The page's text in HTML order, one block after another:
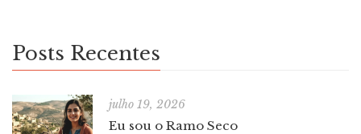
Posts Recentes
julho 19, 2026
Eu sou o Ramo Seco